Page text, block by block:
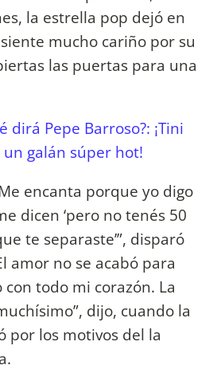
la estrella pop dejó en
mucho cariño por su
las puertas para una
dirá Pepe Barroso?: ¡Tini
galán súper hot!
encanta porque yo digo
dicen ‘pero no tenés 50
te separaste’”, disparó
amor no se acabó para
todo mi corazón. La
dijo, cuando la
por los motivos del la